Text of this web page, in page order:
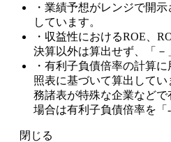
・業績予想がレンジで開
しています。
・収益性におけるROE、
決算以外は算出せず、「－
・有利子負債倍率の計算
照表に基づいて算出して
務諸表が特殊な企業など
場合は有利子負債倍率を「
閉じる